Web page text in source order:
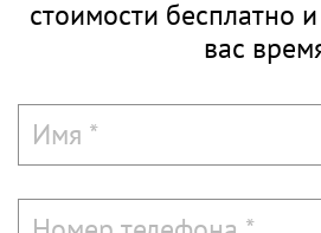
стоимости бесплатно
вас